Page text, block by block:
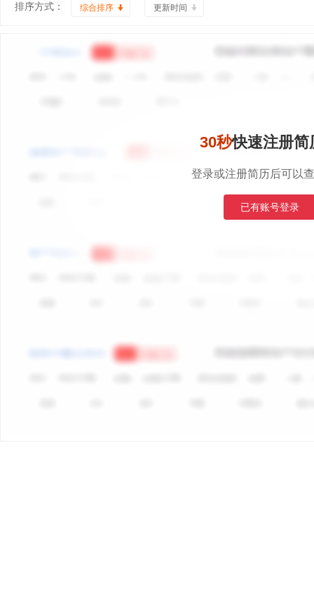
排序方式： 综合排序 更新时间
30秒快速注册简
登录或注册简历后可以
已有账号登录